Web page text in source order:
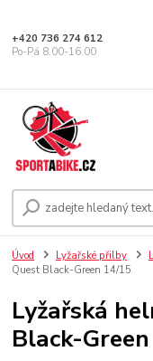
+420 736 274 612
Po-Pá 8.00-16.00
Úvod Lyžařské přilby
Quest Black-Green 14/15
Lyžařská
Black-